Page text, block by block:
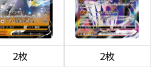
2枚 2枚